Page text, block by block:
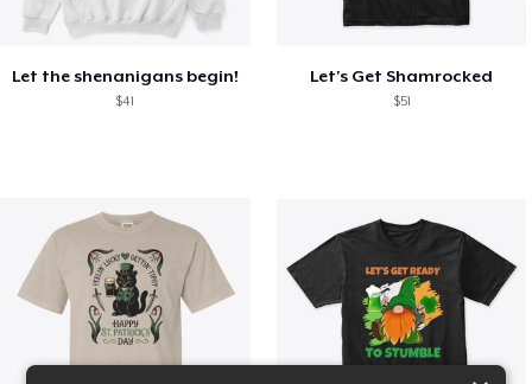
Let the shenanigans begin!
$41
Let's Get Shamrocked
$51